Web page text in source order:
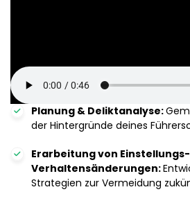
Planung & Deliktanalyse:
der Hintergründe deines
Erarbeitung von
Verhaltensänderungen:
Strategien zur Vermeidung